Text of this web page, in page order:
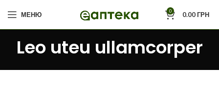
МЕНЮ 0 0.00ГРН
Leo uteu ullamcorper